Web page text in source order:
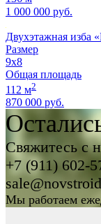
1 000 000 руб.
Двухэтажная изба
Размер
9x8
Общая площадь
112 м2
870 000 руб.
Свяжитесь с
+7 (911) 602-
Мы работаем